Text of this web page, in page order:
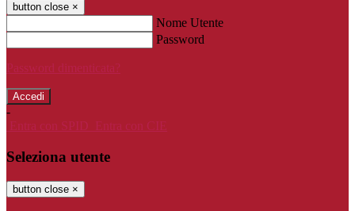
button close ×
Nome Utente
Password
Password dimenticata?
-
Entra con SPID
Entra con CIE
Seleziona utente
button close ×